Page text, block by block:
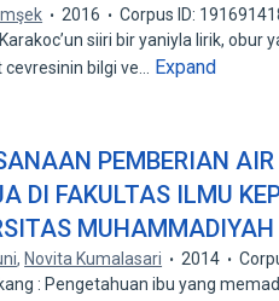
2016
Corpus ID:
siiri bir yaniyla lirik, obur
bilgi ve…
Expand
PEMBERIAN
DI FAKULTAS ILMU
, Novita Kumalasari 2014
: Pengetahuan ibu yang